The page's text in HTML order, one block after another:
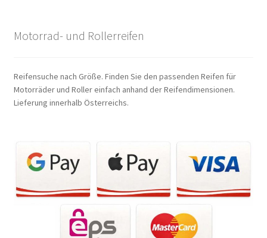
Motorrad- und Rollerreifen
Reifensuche nach Größe. Finden Sie den passenden Reifen für
Motorräder und Roller einfach anhand der Reifendimensionen.
Lieferung innerhalb Österreichs.